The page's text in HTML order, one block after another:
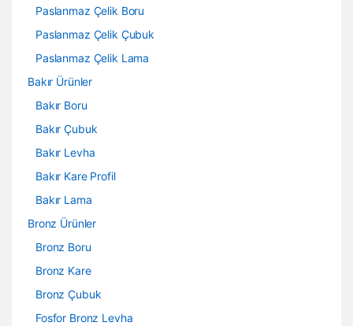
Paslanmaz Çelik Boru
Paslanmaz Çelik Çubuk
Paslanmaz Çelik Lama
Bakır Ürünler
Bakır Boru
Bakır Çubuk
Bakır Levha
Bakır Kare Profil
Bakır Lama
Bronz Ürünler
Bronz Boru
Bronz Kare
Bronz Çubuk
Fosfor Bronz Levha